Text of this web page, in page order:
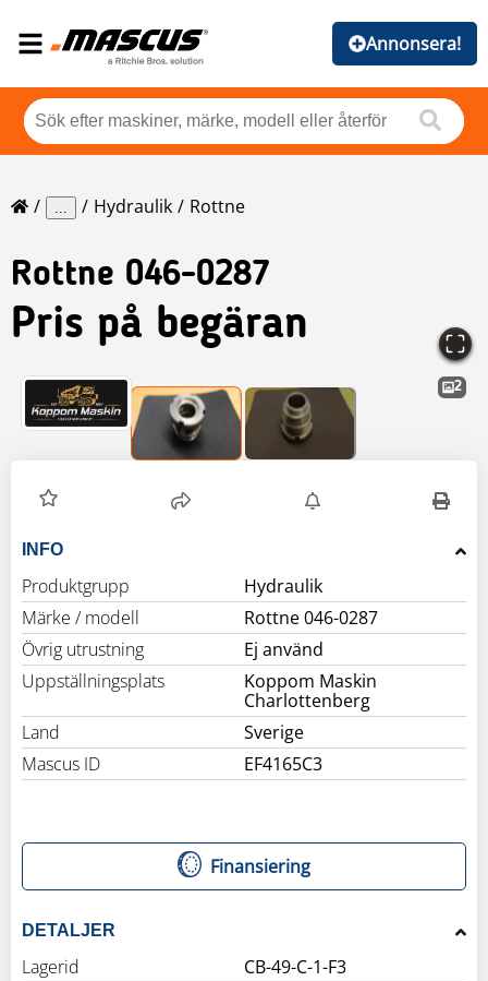
Annonsera!
... Hydraulik Rottne
Rottne 046-0287
Pris på begäran
2
INFO
Produktgrupp
Hydraulik
Märke / modell
Rottne 046-0287
Övrig utrustning
Ej använd
Uppställningsplats
Koppom Maskin
Charlottenberg
Land
Sverige
Mascus ID
EF4165C3
Finansiering
DETALJER
Lagerid
CB-49-C-1-F3